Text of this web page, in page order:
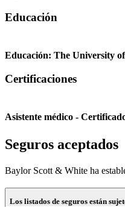
Educación
Educación: The University
Certificaciones
Asistente médico -
Seguros aceptados
Baylor Scott & White ha
Los listados de seguros están